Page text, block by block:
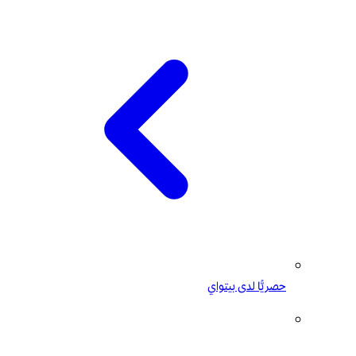
حصريًّا لدى بيتواي